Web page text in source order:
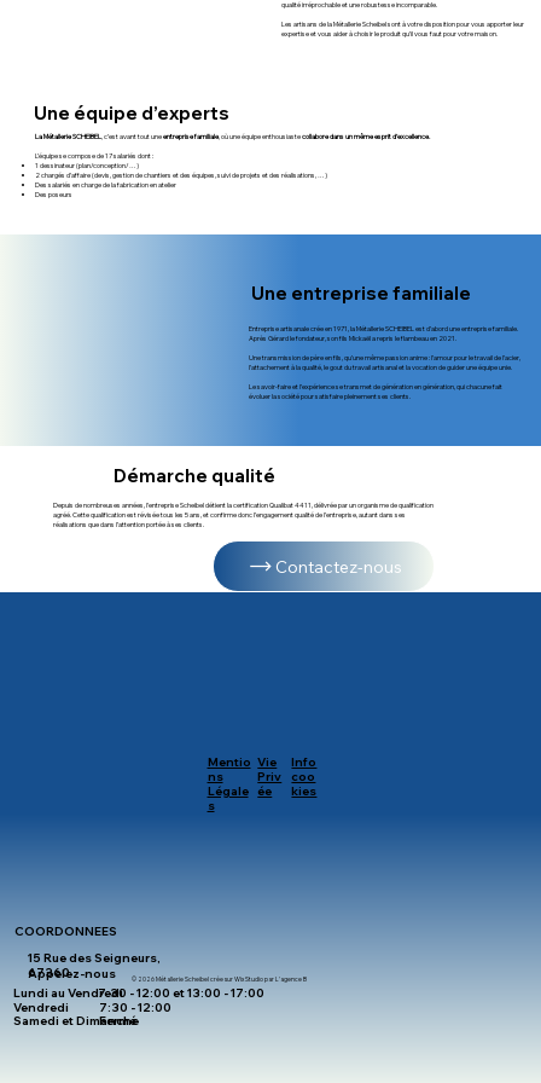
qualité irréprochable et une robustesse incomparable.
Les artisans de la Métallerie Scheibel sont à votre disposition pour vous apporter leur
expertise et vous aider à choisir le produit qu’il vous faut pour votre maison.
Une équipe d’experts
La Métallerie SCHEIBEL , c’est avant tout uneentreprise familiale, où une équipe enthousiastecollabore dans un même esprit d’excellence.
L’équipe se compose de 17 salariés dont :
1 dessinateur (plan/conception/…)
2 chargés d’affaire (devis, gestion de chantiers et des équipes, suivi de projets et des réalisations, …)
Des salariés en charge de la fabrication en atelier
Des poseurs
Une entreprise familiale
Entreprise artisanale crée en 1971, la Métallerie SCHEIBEL est d’abord une entreprise familiale.
Après Gérard le fondateur, son fils Mickaël a repris le flambeau en 2021.
Une transmission de père en fils, qu’une même passion anime : l’amour pour le travail de l’acier,
l’attachement à la qualité, le gout du travail artisanal et la vocation de guider une équipe unie.
Le savoir-faire et l’expérience se transmet de génération en génération, qui chacune fait
évoluer la société pour satisfaire pleinement ses clients.
Depuis de nombreuses années, l’entreprise Scheibel détient la certification Qualibat 4411, délivrée par un organisme de qualification
agréé. Cette qualification est révisée tous les 5 ans, et confirme donc l’engagement qualité de l’entreprise, autant dans ses
réalisations que dans l’attention portée à ses clients.
Démarche qualité
Contactez-nous
COORDONNEES
15 Rue des Seigneurs,
67360
Appelez-nous
Lundi au Vendredi
Vendredi
7:30 - 12:00 et 13:00 - 17:00
Samedi et Dimanche
7:30 - 12:00
Fermé
© 2026 Métallerie Scheibel crée sur Wix Studio par L'agence B
Mentio
ns
Légale
s
Vie
Priv
ée
Info
coo
kies